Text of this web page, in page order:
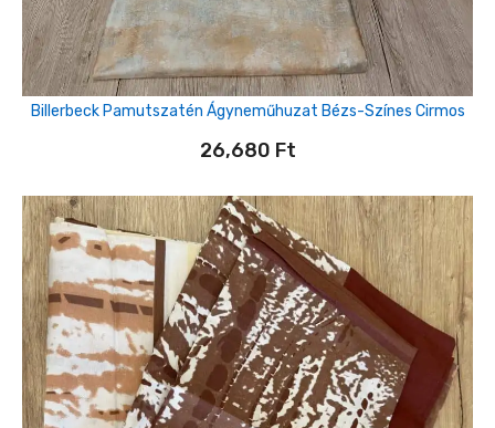
Billerbeck Pamutszatén Ágyneműhuzat Bézs-Színes Cirmos
26,680 Ft